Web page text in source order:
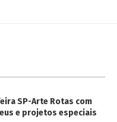
SP-Arte Rotas com
e projetos especiais